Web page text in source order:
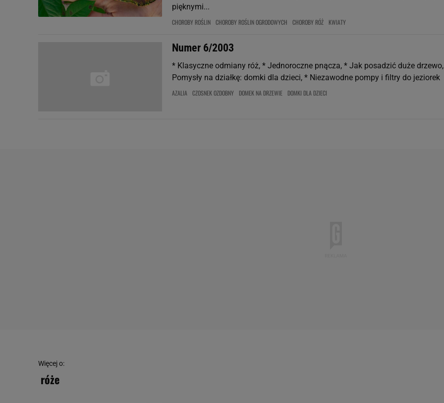
pięknymi...
CHOROBY ROŚLIN CHOROBY ROŚLIN OGRODOWYCH CHOROBY RÓŻ KWIATY
Numer 6/2003
* Klasyczne odmiany róż, * Jednoroczne pnącza, * Jak posadzić duże
Pomysły na działkę: domki dla dzieci, * Niezawodne pompy i filtry do jeziorek
AZALIA CZOSNEK OZDOBNY DOMEK NA DRZEWIE DOMKI DLA DZIECI
Więcej o:
róże